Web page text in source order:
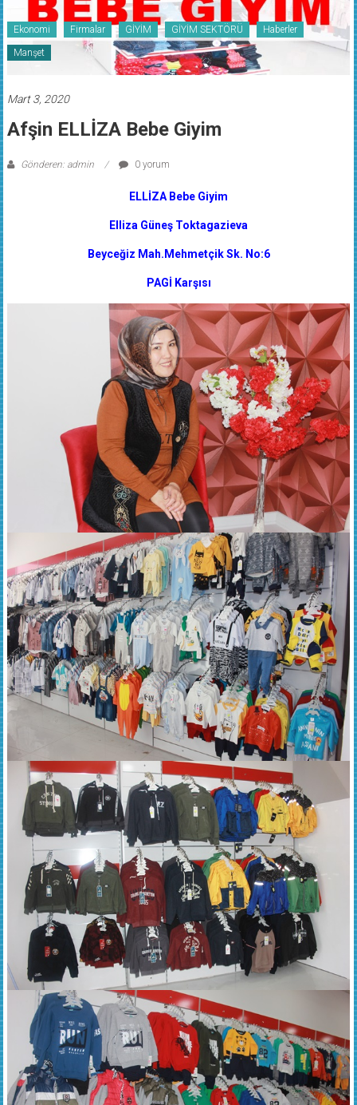
Ekonomi Firmalar GİYİM GİYİM SEKTÖRÜ Haberler
Manşet
Mart 3, 2020
Afşin ELLİZA Bebe Giyim
Gönderen: admin 0 yorum
ELLİZA Bebe Giyim
Elliza Güneş Toktagazieva
Beyceğiz Mah.Mehmetçik Sk. No:6
PAGİ Karşısı